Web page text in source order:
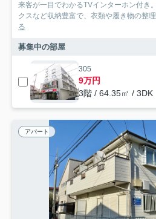
来客が一目でわかるTVインターホン付き
クスなど収納豊富で、衣類や履き物の整
る
募集中の部屋
305
9万円
3階 / 64.35㎡ / 3DK
アパート